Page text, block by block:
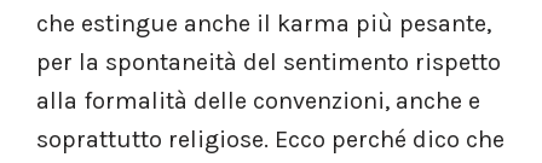
che estingue anche il karma più pesante,
per la spontaneità del sentimento rispetto
alla formalità delle convenzioni, anche e
soprattutto religiose. Ecco perché dico che